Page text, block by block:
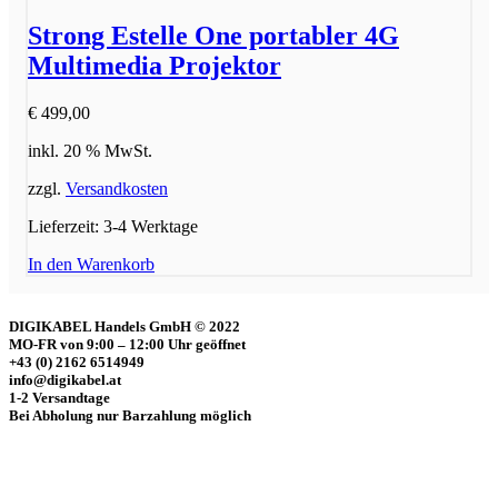
Strong Estelle One portabler 4G
Multimedia Projektor
€ 499,00
inkl. 20 % MwSt.
zzgl. Versandkosten
Lieferzeit: 3-4 Werktage
In den Warenkorb
DIGIKABEL Handels GmbH © 2022
MO-FR von 9:00 – 12:00 Uhr geöffnet
+43 (0) 2162 6514949
info@digikabel.at
1-2 Versandtage
Bei Abholung nur Barzahlung möglich